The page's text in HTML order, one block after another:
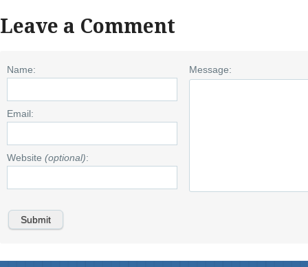
Leave a Comment
Name:
Email:
Website (optional):
Message: